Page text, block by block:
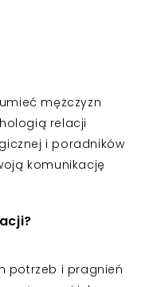
mężczyzn
relacji
i poradników
komunikację
potrzeb i pragnień